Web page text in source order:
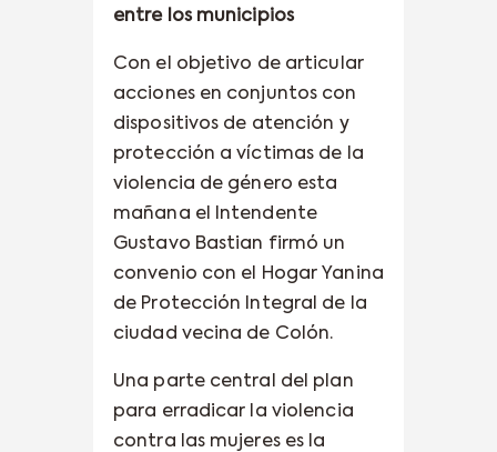
entre los municipios
Con el objetivo de articular
acciones en conjuntos con
dispositivos de atención y
protección a víctimas de la
violencia de género esta
mañana el Intendente
Gustavo Bastian firmó un
convenio con el Hogar Yanina
de Protección Integral de la
ciudad vecina de Colón.
Una parte central del plan
para erradicar la violencia
contra las mujeres es la